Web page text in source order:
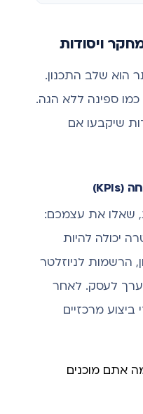
הוא שלב התכנון.
ספינה ללא הגה.
שיקבעו אם
שאלו את עצמכם:
יכולה להיות
הרשמות לניוזלטר
לעסק. לאחר
מרכזיים
אתם מוכנים